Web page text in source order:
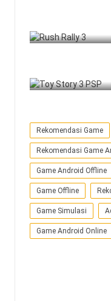
Rekomendasi Game
Rekomendasi Game
Game Android Offline
Game Offline
Game Simulasi
Game Android Online